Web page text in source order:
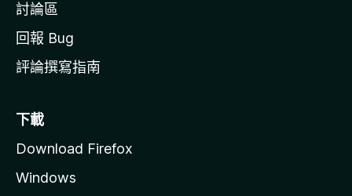
討論區
回報 Bug
評論撰寫指南
下載
Download Firefox
Windows